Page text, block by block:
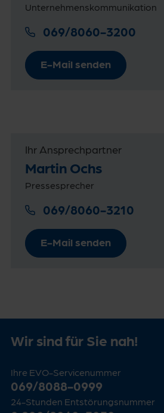
Unternehmenskommunikation
069/8060-3200
E-Mail senden
Ihr Ansprechpartner
Martin Ochs
Pressesprecher
069/8060-3210
E-Mail senden
Wir sind für Sie nah!
Ihre EVO-Servicenummer
069/8088-0999
24-Stunden Entstörungsnummer